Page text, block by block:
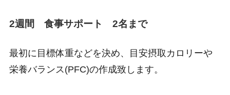
2週間 食事サポート 2名まで
最初に目標体重などを決め、目安摂取カロリーや
栄養バランス(PFC)の作成致します。